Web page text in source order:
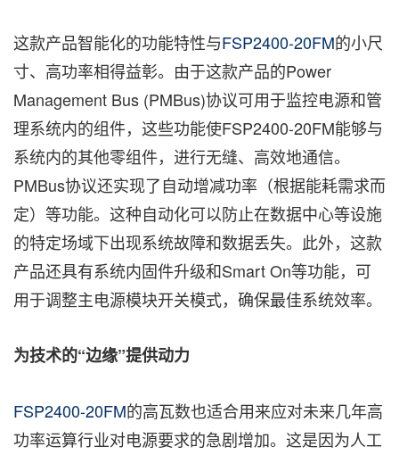
这款产品智能化的功能特性与FSP2400-20FM的小尺
寸、高功率相得益彰。由于这款产品的Power
Management Bus (PMBus)协议可用于监控电源和管
理系统内的组件，这些功能使FSP2400-20FM能够与
系统内的其他零组件，进行无缝、高效地通信。
PMBus协议还实现了自动增减功率（根据能耗需求而
定）等功能。这种自动化可以防止在数据中心等设施
的特定场域下出现系统故障和数据丢失。此外，这款
产品还具有系统内固件升级和Smart On等功能，可
用于调整主电源模块开关模式，确保最佳系统效率。
为技术的“边缘”提供动力
FSP2400-20FM的高瓦数也适合用来应对未来几年高
功率运算行业对电源要求的急剧增加。这是因为人工